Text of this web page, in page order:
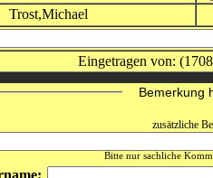
Trost,Michael
Eingetragen von:
Bemerkung
zusätzliche
Bitte nur sachliche